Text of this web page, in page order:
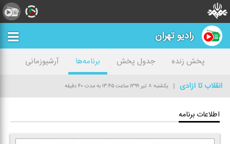
رادیو تهران
پخش زنده جدول پخش برنامه‌ها
آرشیوزمانی
انقلاب تا آزادی
یکشنبه ۸ تیر ۱۳۹۹ ساعت ۱۳:۴۵ به مدت ۴۰ دقیقه
اطلاعات برنامه